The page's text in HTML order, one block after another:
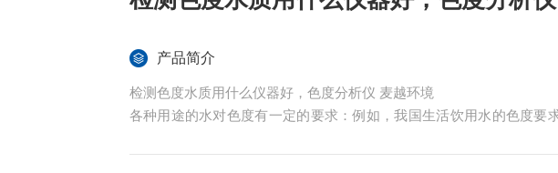
产品简介
检测色度水质用什么仪器好，色度分析仪 麦越环境
各种用途的水对色度有一定的要求：例如，我国生活饮用水的色度要